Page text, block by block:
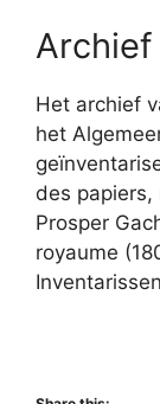
Archief
Het archief
het
des
Prosper
royaume